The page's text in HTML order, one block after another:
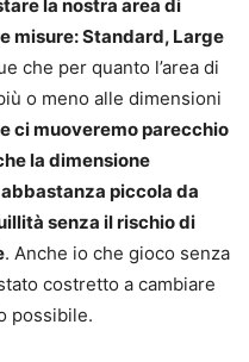
la nostra area di
misure: Standard, Large
che per quanto l’area di
o meno alle dimensioni
ci muoveremo parecchio
la dimensione
piccola da
senza il rischio di
. Anche io che gioco senza
costretto a cambiare
possibile.